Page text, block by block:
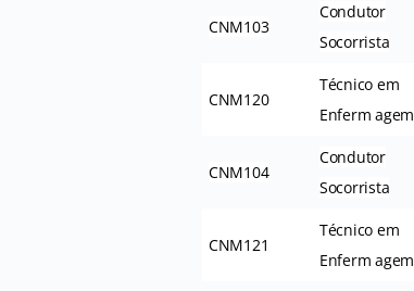
CNM103
Condutor
Socorrista
CNM120
Técnico em
Enferm agem
CNM104
Condutor
Socorrista
CNM121
Técnico em
Enferm agem